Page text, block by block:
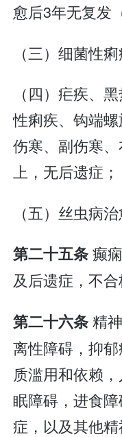
愈后3年无复发
（三）细菌性
（四）疟疾、
性痢疾、钩端螺
伤寒、副伤寒
上，无后遗症；
（五）丝虫病
第二十五条癫
及后遗症，不合
第二十六条精
离性障碍，抑
质滥用和依赖
眠障碍，进食
症，以及其他精